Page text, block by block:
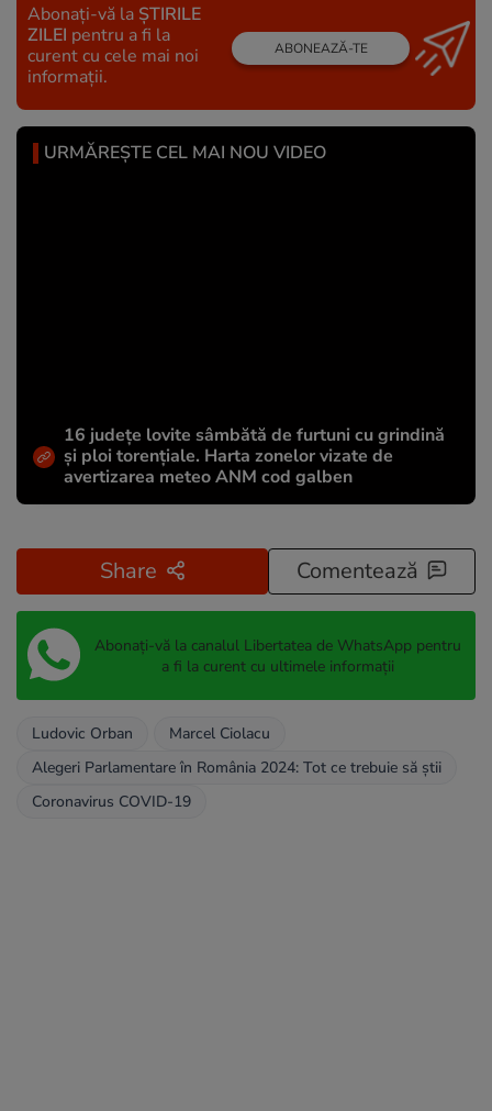
Abonați-vă la ȘTIRILE
ZILEI pentru a fi la
curent cu cele mai noi
informații.
ABONEAZĂ-TE
URMĂREȘTE CEL MAI NOU VIDEO
16 județe lovite sâmbătă de furtuni cu grindină
și ploi torențiale. Harta zonelor vizate de
avertizarea meteo ANM cod galben
Share Comentează
Abonați-vă la canalul Libertatea de WhatsApp pentru
a fi la curent cu ultimele informații
Ludovic Orban
Marcel Ciolacu
Alegeri Parlamentare în România 2024: Tot ce trebuie să știi
Coronavirus COVID-19